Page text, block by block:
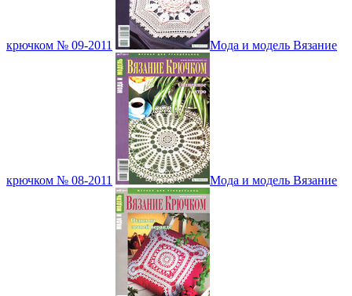
крючком № 09-2011 Мода и модель Вязание
крючком № 08-2011 Мода и модель Вязание